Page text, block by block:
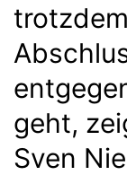
geht,
Sven